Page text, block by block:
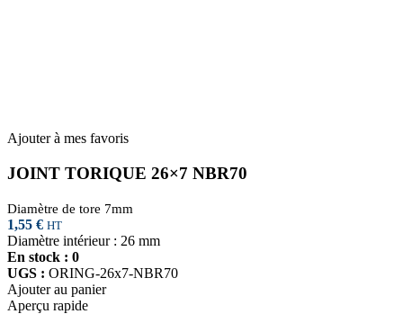
Ajouter à mes favoris
JOINT TORIQUE 26×7 NBR70
Diamètre de tore 7mm
1,55 € HT
Diamètre intérieur : 26 mm
En stock : 0
UGS : ORING-26x7-NBR70
Ajouter au panier
Aperçu rapide